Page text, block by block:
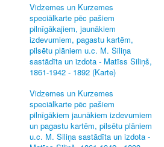
Vidzemes un Kurzemes
speciālkarte pēc pašiem
pilnīgākajiem, jaunākiem
izdevumiem, pagastu kartēm,
pilsētu plāniem u.c. M. Siliņa
sastādīta un izdota - Matīss Siliņš,
1861-1942 - 1892 (Karte)
Vidzemes un Kurzemes
speciālkarte pēc pašiem
pilnīgākiem jaunākiem izdevumiem
un pagastu kartēm, pilsētu plāniem
u.c. M. Siliņa sastādīta un izdota -